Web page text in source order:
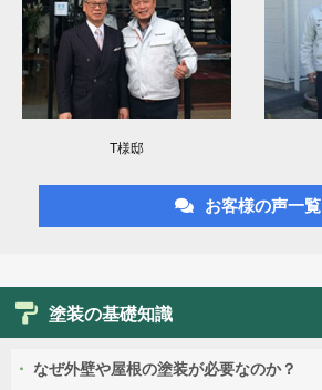
T様邸
お客様の声一覧
塗装の基礎知識
なぜ外壁や屋根の塗装が必要なのか？